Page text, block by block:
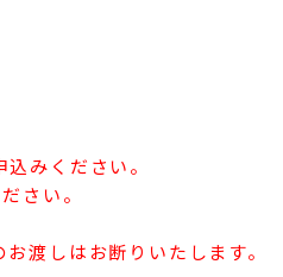
みください。
さい。
渡しはお断りいたします。